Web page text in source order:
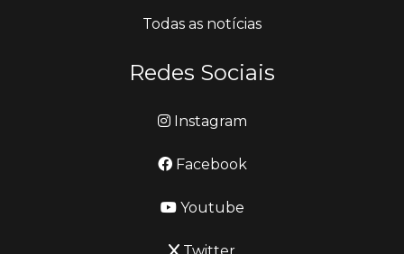
Todas as notícias
Redes Sociais
Instagram
Facebook
Youtube